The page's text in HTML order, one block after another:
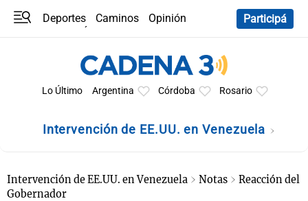
Deportes Caminos
Opinión
Participá
Lo Último Argentina Córdoba Rosario
Intervención de EE.UU. en Venezuela
Intervención de EE.UU. en Venezuela Notas
Reacción del
Gobernador